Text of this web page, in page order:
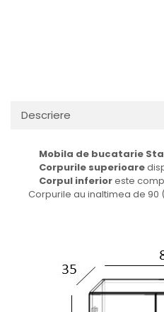
Descriere
Mobila de bucatarie
Corpurile superioare
Corpul inferioreste
Corpurile au inaltimea de